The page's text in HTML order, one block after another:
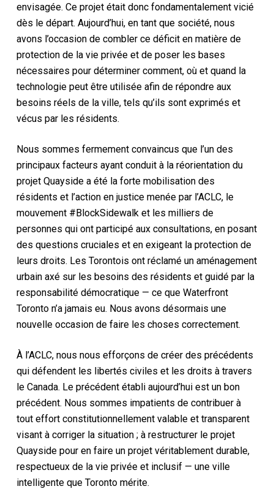
envisagée. Ce projet était donc fondamentalement vicié
dès le départ. Aujourd’hui, en tant que société, nous
avons l’occasion de combler ce déficit en matière de
protection de la vie privée et de poser les bases
nécessaires pour déterminer comment, où et quand la
technologie peut être utilisée afin de répondre aux
besoins réels de la ville, tels qu’ils sont exprimés et
vécus par les résidents.
Nous sommes fermement convaincus que l’un des
principaux facteurs ayant conduit à la réorientation du
projet Quayside a été la forte mobilisation des
résidents et l’action en justice menée par l’ACLC, le
mouvement #BlockSidewalk et les milliers de
personnes qui ont participé aux consultations, en posant
des questions cruciales et en exigeant la protection de
leurs droits. Les Torontois ont réclamé un aménagement
urbain axé sur les besoins des résidents et guidé par la
responsabilité démocratique — ce que Waterfront
Toronto n’a jamais eu. Nous avons désormais une
nouvelle occasion de faire les choses correctement.
À l’ACLC, nous nous efforçons de créer des précédents
qui défendent les libertés civiles et les droits à travers
le Canada. Le précédent établi aujourd’hui est un bon
précédent. Nous sommes impatients de contribuer à
tout effort constitutionnellement valable et transparent
visant à corriger la situation ; à restructurer le projet
Quayside pour en faire un projet véritablement durable,
respectueux de la vie privée et inclusif — une ville
intelligente que Toronto mérite.